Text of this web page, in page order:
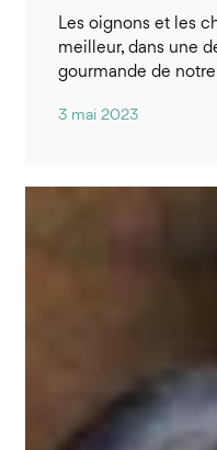
Les oignons et les
meilleur, dans une
gourmande de
3 mai 2023